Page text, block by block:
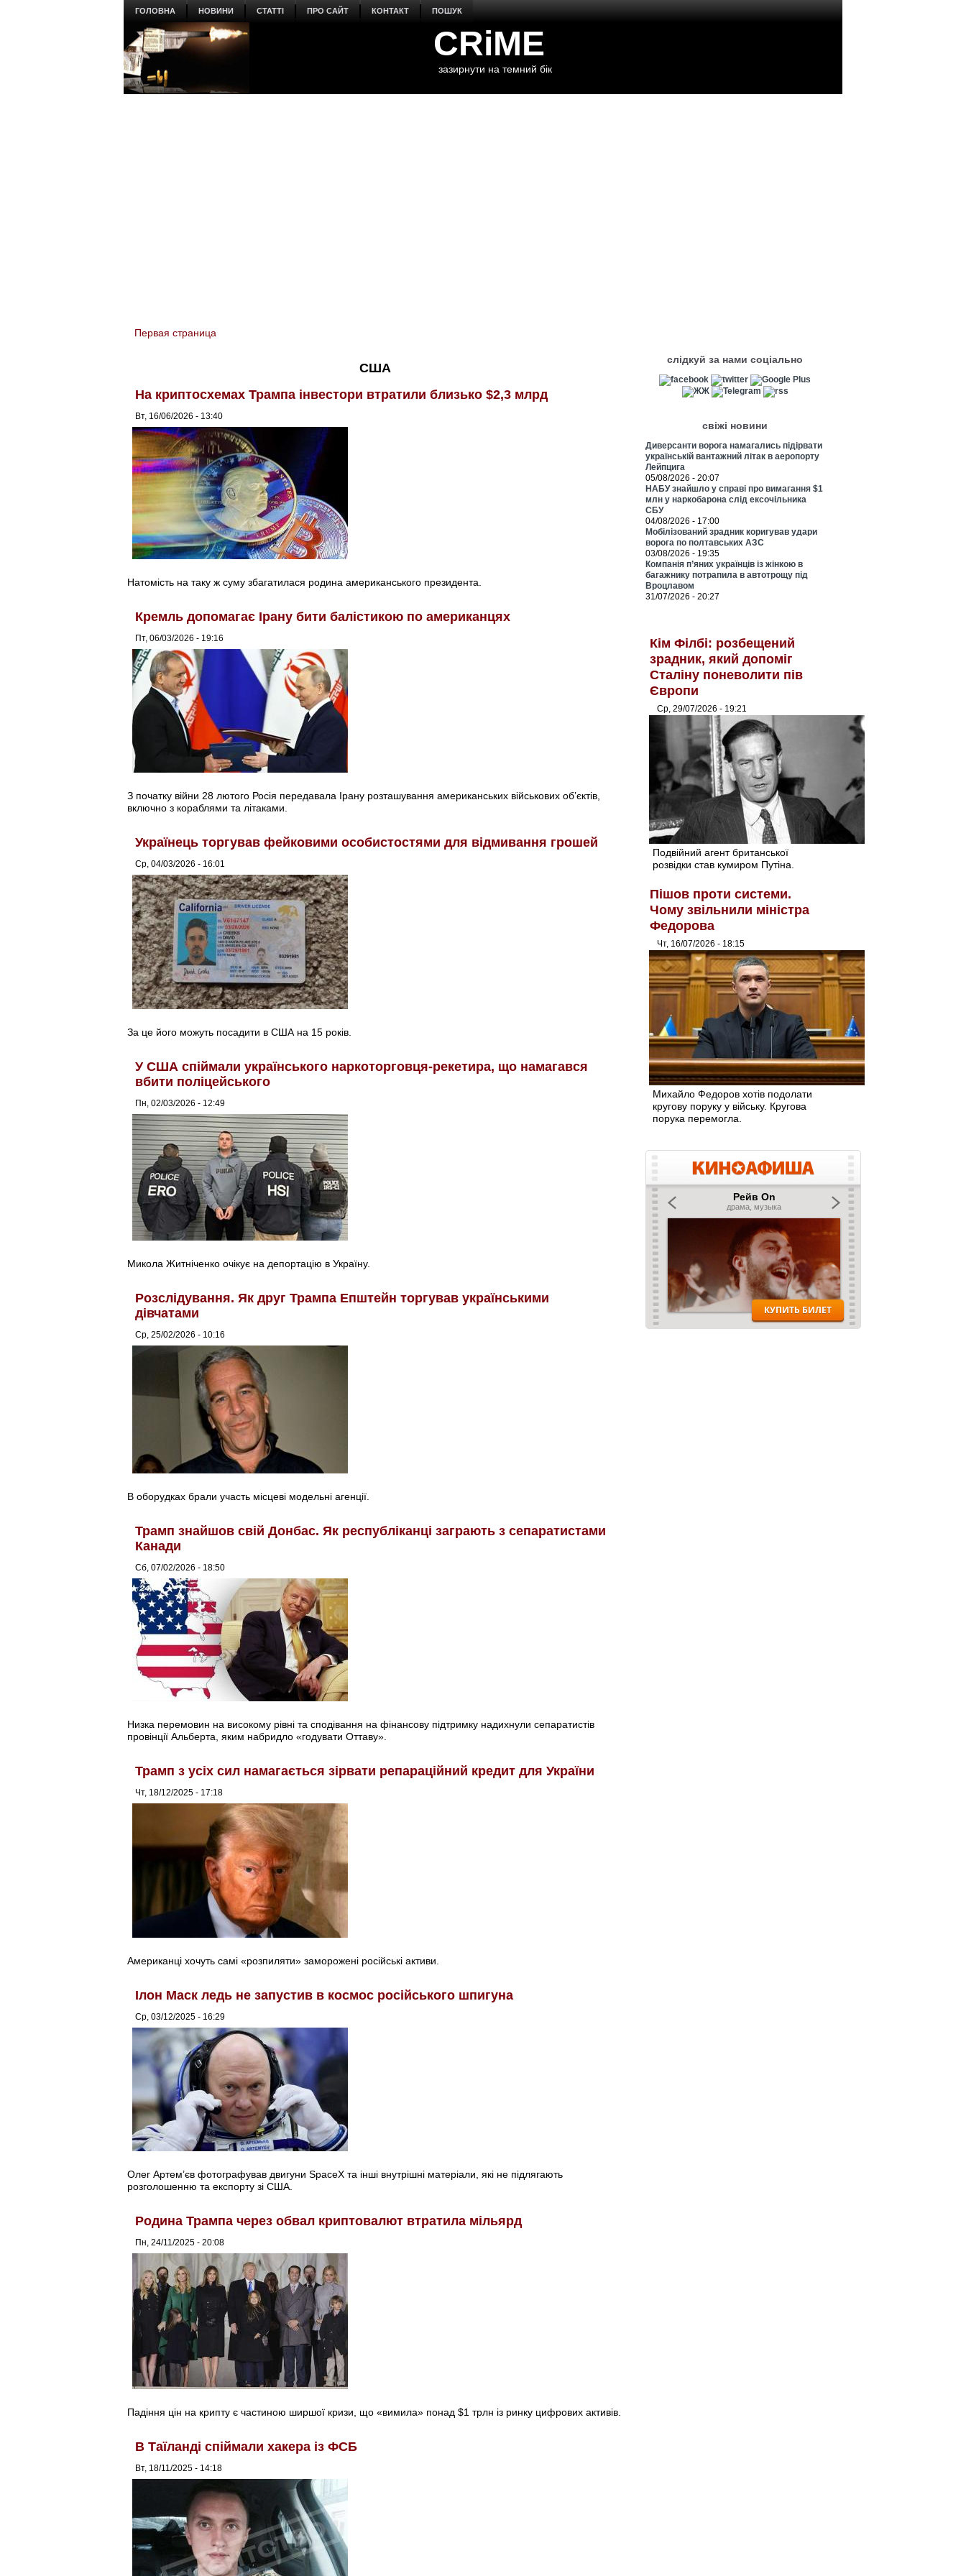
ГОЛОВНА НОВИНИ СТАТТІ ПРО САЙТ КОНТАКТ ПОШУК
CRiME
зазирнути на темний бік
You are here
Первая страница
США
На криптосхемах Трампа інвестори втратили близько $2,3 млрд
Вт, 16/06/2026 - 13:40
Натомість на таку ж суму збагатилася родина американського президента.
Кремль допомагає Ірану бити балістикою по американцях
Пт, 06/03/2026 - 19:16
З початку війни 28 лютого Росія передавала Ірану розташування американських військових обʼєктів,
включно з кораблями та літаками.
Українець торгував фейковими особистостями для відмивання грошей
Ср, 04/03/2026 - 16:01
За це його можуть посадити в США на 15 років.
У США спіймали українського наркоторговця-рекетира, що намагався
вбити поліцейського
Пн, 02/03/2026 - 12:49
Микола Житніченко очікує на депортацію в Україну.
Розслідування. Як друг Трампа Епштейн торгував українськими
дівчатами
Ср, 25/02/2026 - 10:16
В оборудках брали участь місцеві модельні агенції.
Трамп знайшов свій Донбас. Як республіканці заграють з сепаратистами
Канади
Сб, 07/02/2026 - 18:50
Низка перемовин на високому рівні та сподівання на фінансову підтримку надихнули сепаратистів
провінції Альберта, яким набридло «годувати Оттаву».
Трамп з усіх сил намагається зірвати репараційний кредит для України
Чт, 18/12/2025 - 17:18
Американці хочуть самі «розпиляти» заморожені російські активи.
Ілон Маск ледь не запустив в космос російського шпигуна
Ср, 03/12/2025 - 16:29
Олег Артем’єв фотографував двигуни SpaceX та інші внутрішні матеріали, які не підлягають
розголошенню та експорту зі США.
Родина Трампа через обвал криптовалют втратила мільярд
Пн, 24/11/2025 - 20:08
Падіння цін на крипту є частиною ширшої кризи, що «вимила» понад $1 трлн із ринку цифрових активів.
В Таїланді спіймали хакера із ФСБ
Вт, 18/11/2025 - 14:18
слідкуй за нами соціально
свіжі новини
Диверсанти ворога намагались підірвати
українській вантажний літак в аеропорту
Лейпцига
05/08/2026 - 20:07
НАБУ знайшло у справі про вимагання $1
млн у наркобарона слід ексочільника
СБУ
04/08/2026 - 17:00
Мобілізований зрадник коригував удари
ворога по полтавських АЗС
03/08/2026 - 19:35
Компанія п’яних українців із жінкою в
багажнику потрапила в автотрощу під
Вроцлавом
31/07/2026 - 20:27
Кім Філбі: розбещений
зрадник, який допоміг
Сталіну поневолити пів
Європи
Ср, 29/07/2026 - 19:21
Подвійний агент британської
розвідки став кумиром Путіна.
Пішов проти системи.
Чому звільнили міністра
Федорова
Чт, 16/07/2026 - 18:15
Михайло Федоров хотів подолати
кругову поруку у війську. Кругова
порука перемогла.